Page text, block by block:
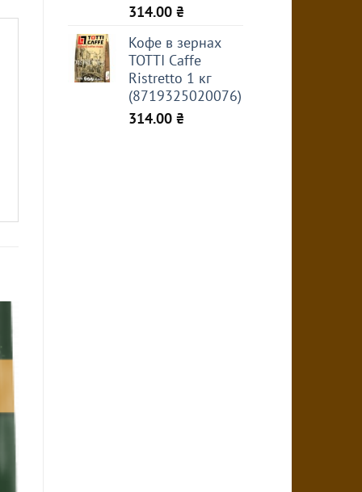
314.00 ₴
Кофе в зернах
TOTTI Caffe
Ristretto 1 кг
(8719325020076)
314.00 ₴